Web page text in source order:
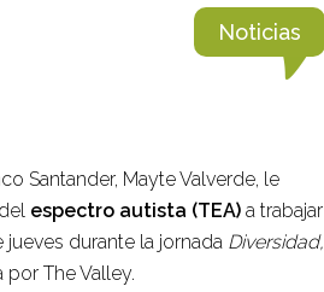
Noticias
Santander, Mayte Valverde, le
espectro autista (TEA) a trabajar
durante la jornada Diversidad,
por The Valley.